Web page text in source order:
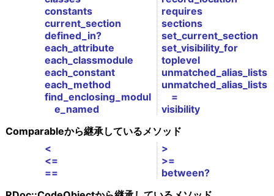
constants
current_section
defined_in?
each_attribute
each_classmodule
each_constant
each_method
find_enclosing_modul
e_named
requires
sections
set_current_section
set_visibility_for
toplevel
unmatched_alias_lists
unmatched_alias_lists
=
visibility
Comparableから継承しているメソッド
<
<=
==
>
>=
between?